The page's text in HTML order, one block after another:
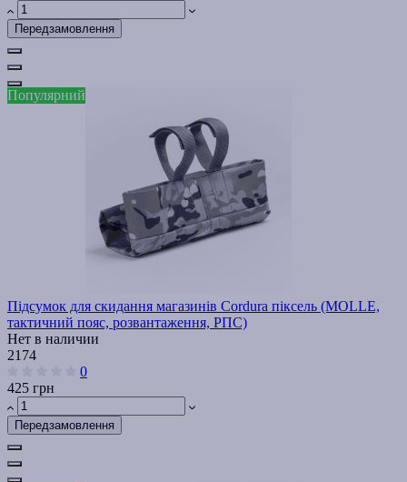
Передзамовлення
Популярний
Підсумок для скидання магазинів Cordura піксель (MOLLE,
тактичний пояс, розвантаження, РПС)
Нет в наличии
2174
0
425 грн
Передзамовлення